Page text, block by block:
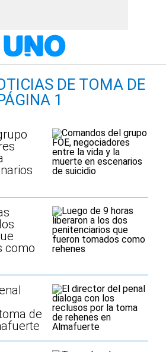
DE TOMA DE
1
como
de